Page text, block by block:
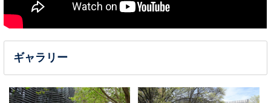
ギャラリー